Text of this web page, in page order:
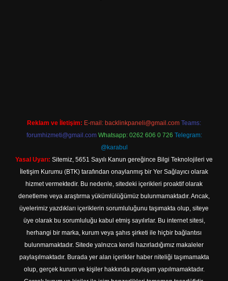
Reklam ve İletişim: E-mail: backlinkpaneli@gmail.com Teams:
forumhizmeti@gmail.com Whatsapp: 0262 606 0 726 Telegram:
@karabul
Yasal Uyarı: Sitemiz, 5651 Sayılı Kanun gereğince Bilgi Teknolojileri ve
İletişim Kurumu (BTK) tarafından onaylanmış bir Yer Sağlayıcı olarak
hizmet vermektedir. Bu nedenle, sitedeki içerikleri proaktif olarak
denetleme veya araştırma yükümlülüğümüz bulunmamaktadır. Ancak,
üyelerimiz yazdıkları içeriklerin sorumluluğunu taşımakta olup, siteye
üye olarak bu sorumluluğu kabul etmiş sayılırlar. Bu internet sitesi,
herhangi bir marka, kurum veya şahıs şirketi ile hiçbir bağlantısı
bulunmamaktadır. Sitede yalnızca kendi hazırladığımız makaleler
paylaşılmaktadır. Burada yer alan içerikler haber niteliği taşımamakta
olup, gerçek kurum ve kişiler hakkında paylaşım yapılmamaktadır.